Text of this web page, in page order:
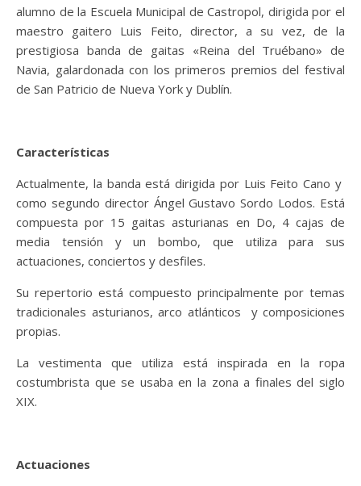
alumno de la Escuela Municipal de Castropol, dirigida por el
maestro gaitero Luis Feito, director, a su vez, de la
prestigiosa banda de gaitas «Reina del Truébano» de
Navia, galardonada con los primeros premios del festival
de San Patricio de Nueva York y Dublín.
Características
Actualmente, la banda está dirigida por Luis Feito Cano y
como segundo director Ángel Gustavo Sordo Lodos. Está
compuesta por 15 gaitas asturianas en Do, 4 cajas de
media tensión y un bombo, que utiliza para sus
actuaciones, conciertos y desfiles.
Su repertorio está compuesto principalmente por temas
tradicionales asturianos, arco atlánticos y composiciones
propias.
La vestimenta que utiliza está inspirada en la ropa
costumbrista que se usaba en la zona a finales del siglo
XIX.
Actuaciones